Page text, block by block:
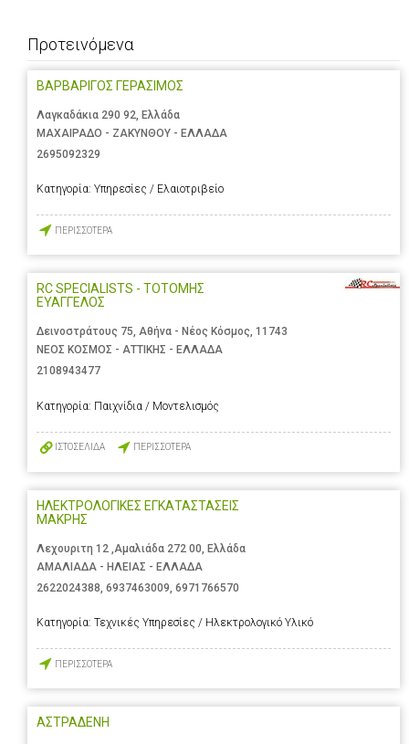
Προτεινόμενα
ΒΑΡΒΑΡΙΓΟΣ ΓΕΡΑΣΙΜΟΣ
Λαγκαδάκια 290 92, Ελλάδα
ΜΑΧΑΙΡΑΔΟ - ΖΑΚΥΝΘΟΥ - ΕΛΛΑΔΑ
2695092329
Κατηγορία: Υπηρεσίες / Ελαιοτριβείο
ΠΕΡΙΣΣΟΤΕΡΑ
RC SPECIALISTS - ΤΟΤΟΜΗΣ
ΕΥΑΓΓΕΛΟΣ
Δεινοστράτους 75, Αθήνα - Νέος Κόσμος, 11743
ΝΕΟΣ ΚΟΣΜΟΣ - ΑΤΤΙΚΗΣ - ΕΛΛΑΔΑ
2108943477
Κατηγορία: Παιχνίδια / Μοντελισμός
ΙΣΤΟΣΕΛΙΔΑ ΠΕΡΙΣΣΟΤΕΡΑ
ΗΛΕΚΤΡΟΛΟΓΙΚΕΣ ΕΓΚΑΤΑΣΤΑΣΕΙΣ
ΜΑΚΡΗΣ
Λεχουριτη 12 ,Αμαλιάδα 272 00, Ελλάδα
ΑΜΑΛΙΑΔΑ - ΗΛΕΙΑΣ - ΕΛΛΑΔΑ
2622024388 6937463009 6971766570
Κατηγορία: Τεχνικές Υπηρεσίες / Ηλεκτρολογικό Υλικό
ΠΕΡΙΣΣΟΤΕΡΑ
ΑΣΤΡΑΔΕΝΗ